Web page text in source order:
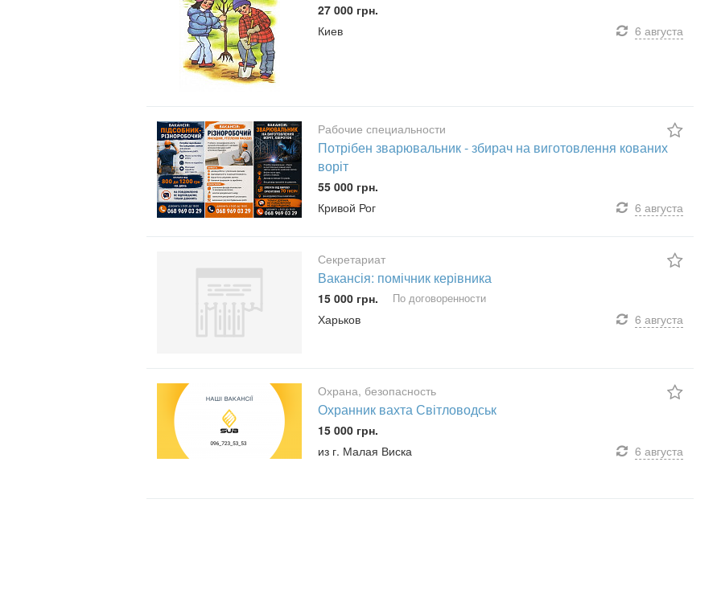
27 000 грн.
Киев
6 августа
Рабочие специальности
Потрібен зварювальник - збирач на виготовлення кованих
воріт
55 000 грн.
Кривой Рог
6 августа
Секретариат
Вакансія: помічник керівника
15 000 грн. По договоренности
Харьков 6 августа
Охрана, безопасность
Охранник вахта Світловодськ
15 000 грн.
из г. Малая Виска
6 августа